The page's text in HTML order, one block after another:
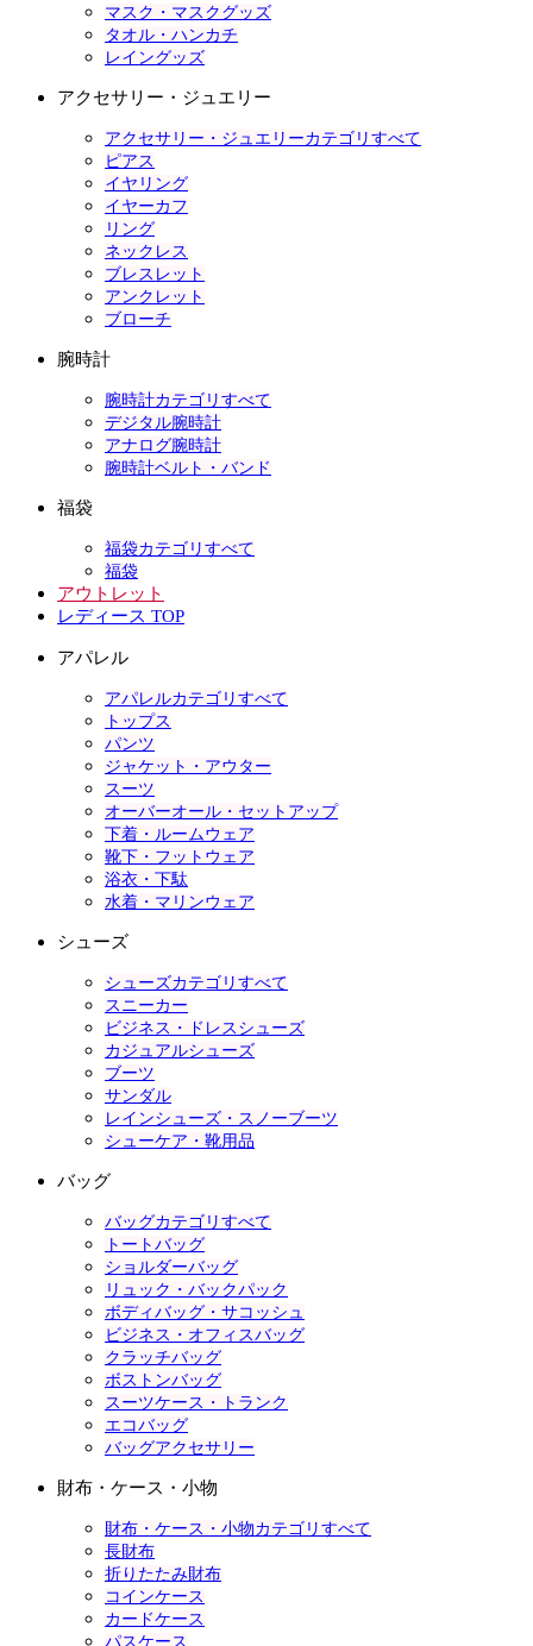
マスク・マスクグッズ
タオル・ハンカチ
レイングッズ
アクセサリー・ジュエリー
アクセサリー・ジュエリーカテゴリすべて
ピアス
イヤリング
イヤーカフ
リング
ネックレス
ブレスレット
アンクレット
ブローチ
腕時計
腕時計カテゴリすべて
デジタル腕時計
アナログ腕時計
腕時計ベルト・バンド
福袋
福袋カテゴリすべて
福袋
アウトレット
レディース TOP
アパレル
アパレルカテゴリすべて
トップス
パンツ
ジャケット・アウター
スーツ
オーバーオール・セットアップ
下着・ルームウェア
靴下・フットウェア
浴衣・下駄
水着・マリンウェア
シューズ
シューズカテゴリすべて
スニーカー
ビジネス・ドレスシューズ
カジュアルシューズ
ブーツ
サンダル
レインシューズ・スノーブーツ
シューケア・靴用品
バッグ
バッグカテゴリすべて
トートバッグ
ショルダーバッグ
リュック・バックパック
ボディバッグ・サコッシュ
ビジネス・オフィスバッグ
クラッチバッグ
ボストンバッグ
スーツケース・トランク
エコバッグ
バッグアクセサリー
財布・ケース・小物
財布・ケース・小物カテゴリすべて
長財布
折りたたみ財布
コインケース
カードケース
パスケース